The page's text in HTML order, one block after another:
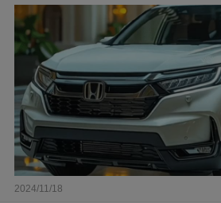
2024/11/18